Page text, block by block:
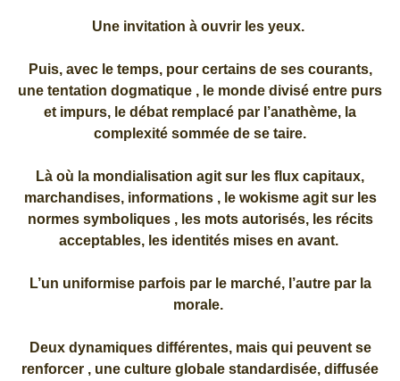
Une invitation à ouvrir les yeux.
Puis, avec le temps, pour certains de ses courants,
une tentation dogmatique , le monde divisé entre purs
et impurs, le débat remplacé par l’anathème, la
complexité sommée de se taire.
Là où la mondialisation agit sur les flux capitaux,
marchandises, informations , le wokisme agit sur les
normes symboliques , les mots autorisés, les récits
acceptables, les identités mises en avant.
L’un uniformise parfois par le marché, l’autre par la
morale.
Deux dynamiques différentes, mais qui peuvent se
renforcer , une culture globale standardisée, diffusée